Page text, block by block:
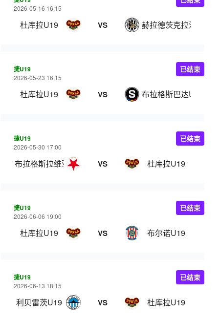
2026-05-16 16:15
杜库拉U19 VS 赫拉德茨克拉洛韦U19
捷U19
2026-05-23 16:15
杜库拉U19 VS 布拉格斯巴达U19
已结束
捷U19
2026-05-30 17:00
布拉格斯拉维亚U19 VS 杜库拉U19
已结束
捷U19
2026-06-06 19:00
杜库拉U19 VS 布尔诺U19
已结束
捷U19
2026-06-13 18:15
利贝雷茨U19 VS 杜库拉U19
已结束